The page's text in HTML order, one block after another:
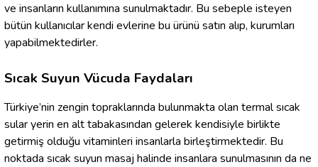
ve insanların kullanımına sunulmaktadır. Bu sebeple isteyen
bütün kullanıcılar kendi evlerine bu ürünü satın alıp, kurumları
yapabilmektedirler.
Sıcak Suyun Vücuda Faydaları
Türkiye’nin zengin topraklarında bulunmakta olan termal sıcak
sular yerin en alt tabakasından gelerek kendisiyle birlikte
getirmiş olduğu vitaminleri insanlarla birleştirmektedir. Bu
noktada sıcak suyun masaj halinde insanlara sunulmasının da ne